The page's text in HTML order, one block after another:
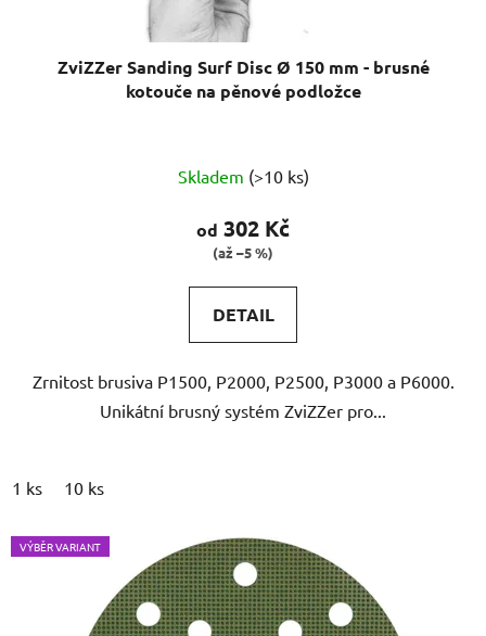
ZviZZer Sanding Surf Disc Ø 150 mm - brusné
kotouče na pěnové podložce
Skladem (>10 ks)
od 302 Kč
(až –5 %)
DETAIL
Zrnitost brusiva P1500, P2000, P2500, P3000 a P6000.
Unikátní brusný systém ZviZZer pro...
1 ks 10 ks
VÝBĚR VARIANT